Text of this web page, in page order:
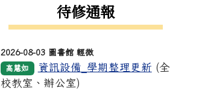
待修通報
2026-08-03 圖書館 輕微
高慧如
資訊設備_學期整理更新 (全
校教室、辦公室)